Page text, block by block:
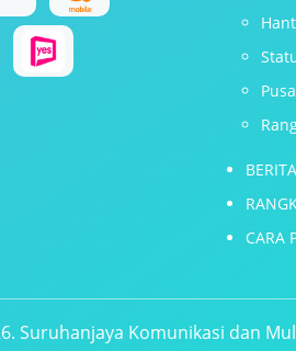
BERITA
CARA
Suruhanjaya Komunikasi dan